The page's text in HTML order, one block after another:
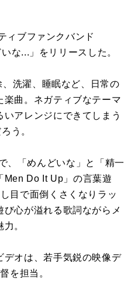
ィブファンクバンド
な...」をリリースした。
、洗濯、睡眠など、日常の
曲。ネガティブなテーマ
アレンジにできてしまう
う。
、「めんどいな」と「精一
Men Do It Up」の言葉遊
目で面倒くさくなりラッ
心が溢れる歌詞ながらメ
。
デオは、若手気鋭の映像デ
を担当。